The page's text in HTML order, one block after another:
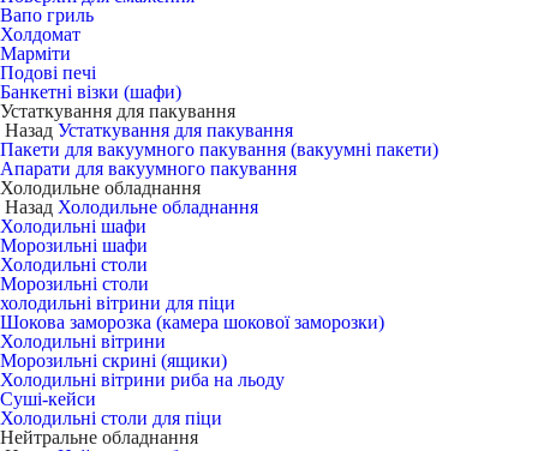
Вапо гриль
Холдомат
Марміти
Подові печі
Банкетні візки (шафи)
Устаткування для пакування
Назад Устаткування для пакування
Пакети для вакуумного пакування (вакуумні пакети)
Апарати для вакуумного пакування
Холодильне обладнання
Назад Холодильне обладнання
Холодильні шафи
Морозильні шафи
Холодильні столи
Морозильні столи
холодильні вітрини для піци
Шокова заморозка (камера шокової заморозки)
Холодильні вітрини
Морозильні скрині (ящики)
Холодильні вітрини риба на льоду
Суші-кейси
Холодильні столи для піци
Нейтральне обладнання